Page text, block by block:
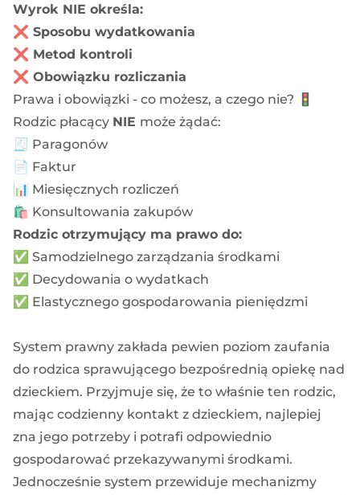
Wyrok NIE określa:
❌ Sposobu wydatkowania
❌ Metod kontroli
❌ Obowiązku rozliczania
Prawa i obowiązki - co możesz, a czego nie? 🚦
Rodzic płacący NIE może żądać:
🧾 Paragonów
📄 Faktur
📊 Miesięcznych rozliczeń
🛍️ Konsultowania zakupów
Rodzic otrzymujący ma prawo do:
✅ Samodzielnego zarządzania środkami
✅ Decydowania o wydatkach
✅ Elastycznego gospodarowania pieniędzmi
System prawny zakłada pewien poziom zaufania
do rodzica sprawującego bezpośrednią opiekę nad
dzieckiem. Przyjmuje się, że to właśnie ten rodzic,
mając codzienny kontakt z dzieckiem, najlepiej
zna jego potrzeby i potrafi odpowiednio
gospodarować przekazywanymi środkami.
Jednocześnie system przewiduje mechanizmy